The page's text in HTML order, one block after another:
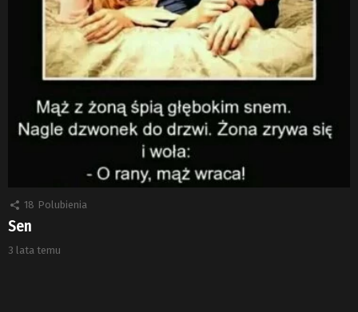
18 Polubienia
Sen
3 lata temu